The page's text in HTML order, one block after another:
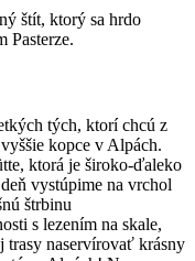
štít, ktorý sa hrdo
Pasterze.
tých, ktorí chcú z
kopce v Alpách.
ktorá je široko-ďaleko
vystúpime na vrchol
štrbinu
s lezením na skale,
trasy naservírovať krásny